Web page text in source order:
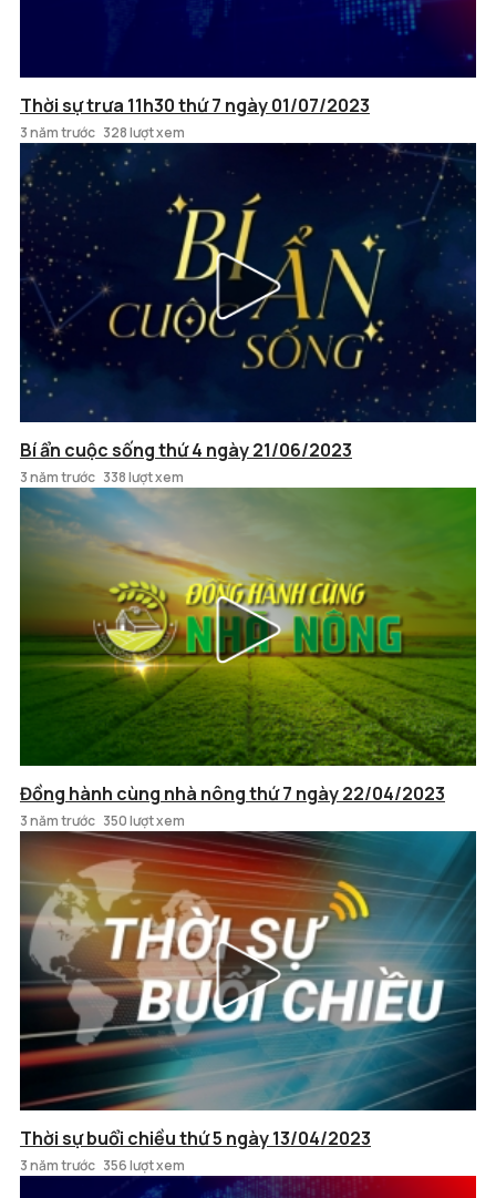
Thời sự trưa 11h30 thứ 7 ngày 01/07/2023
3 năm trước 328 lượt xem
Bí ẩn cuộc sống thứ 4 ngày 21/06/2023
3 năm trước 338 lượt xem
Đồng hành cùng nhà nông thứ 7 ngày 22/04/2023
3 năm trước 350 lượt xem
Thời sự buổi chiều thứ 5 ngày 13/04/2023
3 năm trước 356 lượt xem